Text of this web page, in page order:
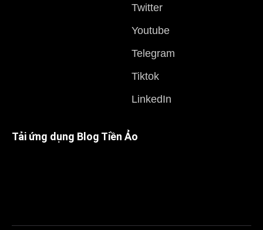
Twitter
Youtube
Telegram
Tiktok
LinkedIn
Tải ứng dụng Blog Tiền Ảo